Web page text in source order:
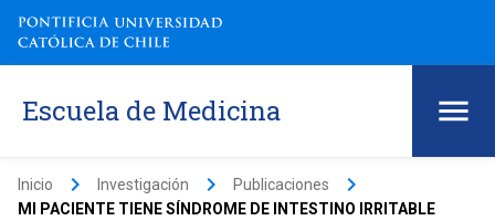
Escuela de Medicina
Inicio keyboard_arrow_right Investigación keyboard_arrow_right Publicaciones keyboard_arrow_right
MI PACIENTE TIENE SÍNDROME DE INTESTINO IRRITABLE